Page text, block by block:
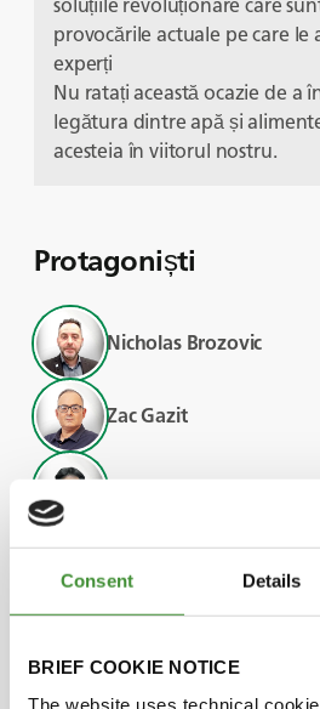
Consent Details
BRIEF COOKIE NOTICE
The website uses technical
soluțiile revoluționare care
provocările actuale pe care le
experți
Nu ratați această ocazie de a
legătura dintre apă și
acesteia în viitorul nostru.
Protagoniști
Nicholas Brozovic
Zac Gazit
Știați că?